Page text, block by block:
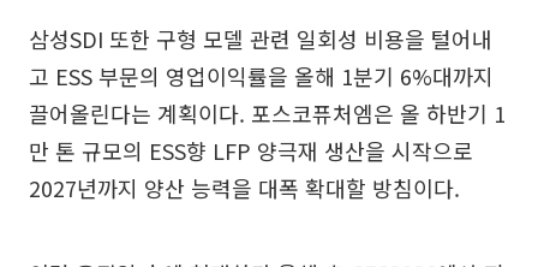
삼성SDI 또한 구형 모델 관련 일회성 비용을 털어내
고 ESS 부문의 영업이익률을 올해 1분기 6%대까지
끌어올린다는 계획이다. 포스코퓨처엠은 올 하반기 1
만 톤 규모의 ESS향 LFP 양극재 생산을 시작으로
2027년까지 양산 능력을 대폭 확대할 방침이다.